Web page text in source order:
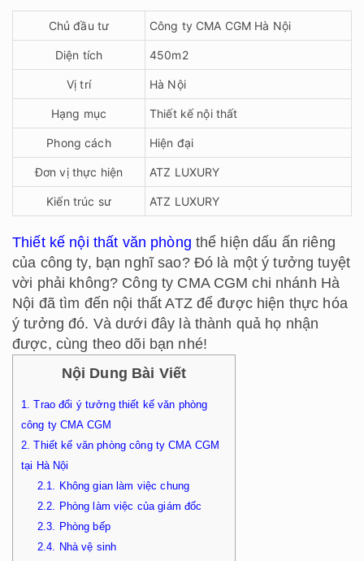
Chủ đầu tư Công ty CMA CGM Hà Nội
Diện tích 450m2
Vị trí Hà Nội
Hạng mục Thiết kế nội thất
Phong cách Hiện đại
Đơn vị thực hiện ATZ LUXURY
Kiến trúc sư ATZ LUXURY
Thiết kế nội thất văn phòng thể hiện dấu ấn riêng
của công ty, bạn nghĩ sao? Đó là một ý tưởng tuyệt
vời phải không? Công ty CMA CGM chi nhánh Hà
Nội đã tìm đến nội thất ATZ để được hiện thực hóa
ý tưởng đó. Và dưới đây là thành quả họ nhận
được, cùng theo dõi bạn nhé!
Nội Dung Bài Viết
1.
Trao đổi ý tưởng thiết kế văn phòng
công ty CMA CGM
2. Thiết kế văn phòng công ty CMA CGM
tại Hà Nội
2.1.
Không gian làm việc chung
2.2.
Phòng làm việc của giám đốc
2.3.
Phòng bếp
2.4.
Nhà vệ sinh